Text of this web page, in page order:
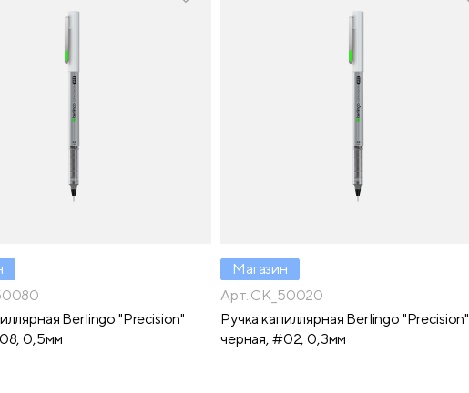
Berlingo "Precision"
0,5мм
Магазин
Арт. CK_50020
Ручка капиллярная Berlingo "Precision"
черная, #02, 0,3мм